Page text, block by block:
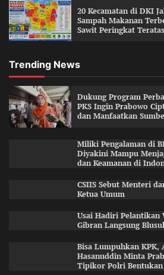
20 Kecamatan di DKI
Sampah Makanan
Sawit Peringkat Teratas
Trending News
Dukung Program
PKS Ingin Prabowo
dan Manfaatkan
Miliki Pengalaman di
Diyakini Mampu
dan Keamanan di
CSIIS Sebut Menteri
Ketua Umum
Usai Hadiri Pelantikan
Gibran Langsung
Bisa Lumpuhkan KPK,
Hasanuddin Minta
Tipikor Polri Bentukan